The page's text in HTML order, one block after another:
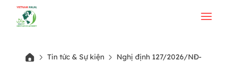
Tin tức & Sự kiện
Nghị định 127/2026/NĐ-